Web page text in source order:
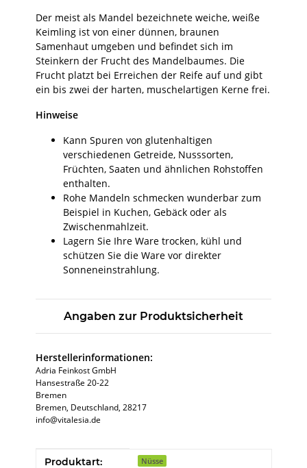
Der meist als Mandel bezeichnete weiche, weiße
Keimling ist von einer dünnen, braunen
Samenhaut umgeben und befindet sich im
Steinkern der Frucht des Mandelbaumes. Die
Frucht platzt bei Erreichen der Reife auf und gibt
ein bis zwei der harten, muschelartigen Kerne frei.
Hinweise
Kann Spuren von glutenhaltigen
verschiedenen Getreide, Nusssorten,
Früchten, Saaten und ähnlichen Rohstoffen
enthalten.
Rohe Mandeln schmecken wunderbar zum
Beispiel in Kuchen, Gebäck oder als
Zwischenmahlzeit.
Lagern Sie Ihre Ware trocken, kühl und
schützen Sie die Ware vor direkter
Sonneneinstrahlung.
Angaben zur Produktsicherheit
Herstellerinformationen:
Adria Feinkost GmbH
Hansestraße 20-22
Bremen
Bremen, Deutschland, 28217
info@vitalesia.de
Produkteigenschaft
Wert
Produktart: Nüsse